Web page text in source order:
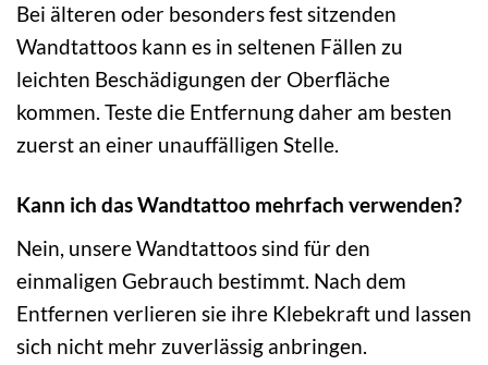
Bei älteren oder besonders fest sitzenden
Wandtattoos kann es in seltenen Fällen zu
leichten Beschädigungen der Oberfläche
kommen. Teste die Entfernung daher am besten
zuerst an einer unauffälligen Stelle.
Kann ich das Wandtattoo mehrfach verwenden?
Nein, unsere Wandtattoos sind für den
einmaligen Gebrauch bestimmt. Nach dem
Entfernen verlieren sie ihre Klebekraft und lassen
sich nicht mehr zuverlässig anbringen.